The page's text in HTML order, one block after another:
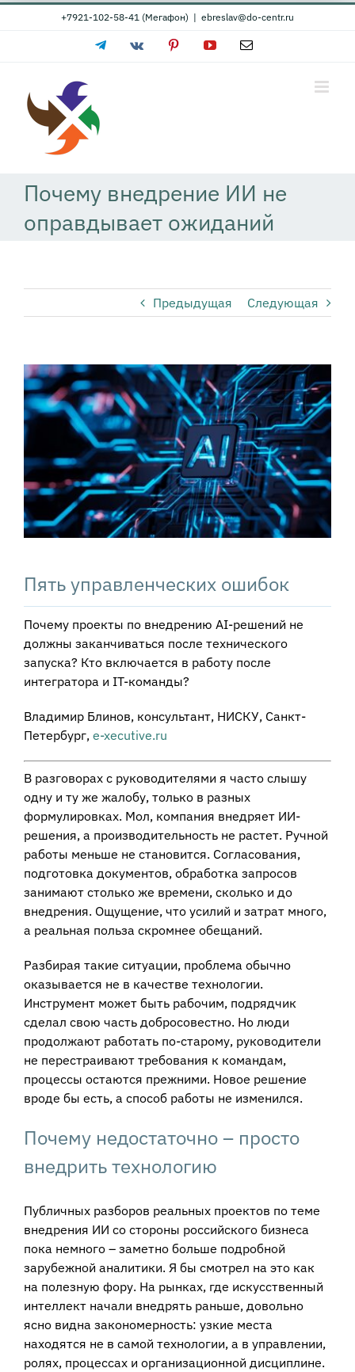
Skip
+7921-102-58-41 (Мегафон) | ebreslav@do-centr.ru
TelegramVk PinterestYouTubeEmail
Почему внедрение ИИ не
оправдывает ожиданий
Предыдущая Следующая
View
Larger
Image
Пять управленческих ошибок
Почему проекты по внедрению AI-решений не
должны заканчиваться после технического
запуска? Кто включается в работу после
интегратора и IT-команды?
Владимир Блинов, консультант, НИСКУ, Санкт-
Петербург, e-xecutive.ru
В разговорах с руководителями я часто слышу
одну и ту же жалобу, только в разных
формулировках. Мол, компания внедряет ИИ-
решения, а производительность не растет. Ручной
работы меньше не становится. Согласования,
подготовка документов, обработка запросов
занимают столько же времени, сколько и до
внедрения. Ощущение, что усилий и затрат много,
а реальная польза скромнее обещаний.
Разбирая такие ситуации, проблема обычно
оказывается не в качестве технологии.
Инструмент может быть рабочим, подрядчик
сделал свою часть добросовестно. Но люди
продолжают работать по-старому, руководители
не перестраивают требования к командам,
процессы остаются прежними. Новое решение
вроде бы есть, а способ работы не изменился.
Почему недостаточно – просто
внедрить технологию
Публичных разборов реальных проектов по теме
внедрения ИИ со стороны российского бизнеса
пока немного – заметно больше подробной
зарубежной аналитики. Я бы смотрел на это как
на полезную фору. На рынках, где искусственный
интеллект начали внедрять раньше, довольно
ясно видна закономерность: узкие места
находятся не в самой технологии, а в управлении,
ролях, процессах и организационной дисциплине.